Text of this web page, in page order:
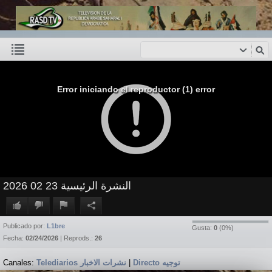
Error iniciando el reproductor (1) error
النشرة الرئيسية 23 02 2026
Gusta: 0 (0%)
Publicado por: L1bre
Fecha: 02/24/2026 | Reprods.: 26
Canales: Telediarios نشرات الاخبار Directo توجيه